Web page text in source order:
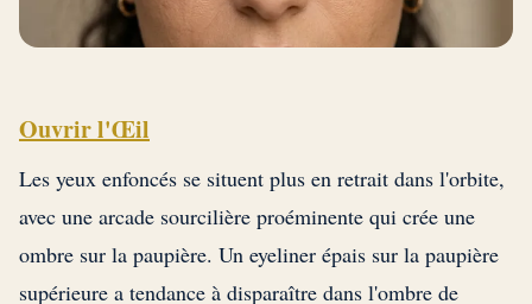
Ouvrir l'Œil
Les yeux enfoncés se situent plus en retrait dans l'orbite,
avec une arcade sourcilière proéminente qui crée une
ombre sur la paupière. Un eyeliner épais sur la paupière
supérieure a tendance à disparaître dans l'ombre de